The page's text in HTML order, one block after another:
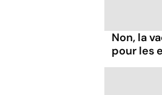
Non, la
pour les